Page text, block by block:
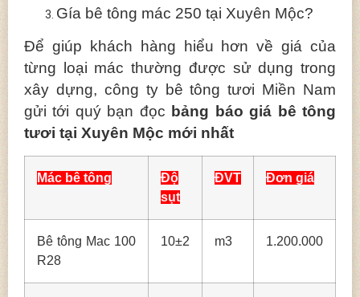
Gía bê tông mác 250 tại Xuyên Mộc?
Để giúp khách hàng hiểu hơn về giá của
từng loại mác thường được sử dụng trong
xây dựng, công ty bê tông tươi Miền Nam
gửi tới quý bạn đọc bảng báo giá bê tông
tươi tại Xuyên Mộc mới nhất
Mác bê tông
Độ
sụt
ĐVT Đơn giá
Bê tông Mac 100
R28
10±2 m3 1.200.000